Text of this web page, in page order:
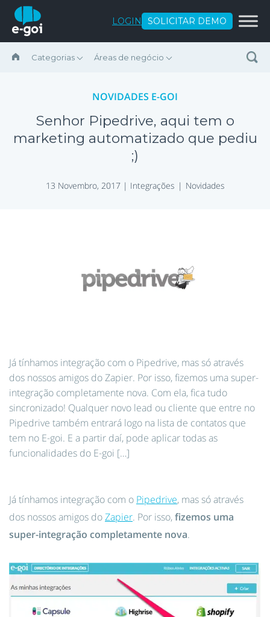
Ir para o conteúdo
LOGIN SOLICITAR DEMO
Categorias Áreas de negócio
NOVIDADES E-GOI
Senhor Pipedrive, aqui tem o
marketing automatizado que pediu
;)
13 Novembro, 2017 | Integrações Novidades
Já tínhamos integração com o Pipedrive, mas só através
dos nossos amigos do Zapier. Por isso, fizemos uma super-
integração completamente nova. Com ela, fica tudo
sincronizado! Qualquer novo lead ou cliente que entre no
Pipedrive também entrará logo na lista de contatos que
tem no E-goi. E a partir daí, pode aplicar todas as
funcionalidades do E-goi […]
Já tínhamos integração com o Pipedrive, mas só através
dos nossos amigos doZapier. Por isso,fizemos uma
super-integração completamente nova.